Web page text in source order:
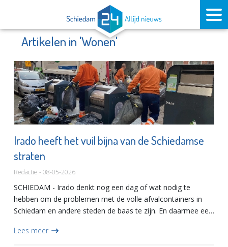
Artikelen in 'Wonen'
Irado heeft het vuil bijna van de Schiedamse
straten
Redactie - 08-05-2026
SCHIEDAM - Irado denkt nog een dag of wat nodig te
hebben om de problemen met de volle afvalcontainers in
Schiedam en andere steden de baas te zijn. En daarmee een
hard...
Lees meer